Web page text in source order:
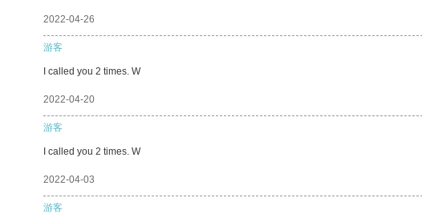
2022-04-26
游客
I called you 2 times. W
2022-04-20
游客
I called you 2 times. W
2022-04-03
游客